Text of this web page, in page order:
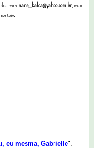
para nane_balda@yahoo.com.br, caso
eu mesma, Gabrielle".